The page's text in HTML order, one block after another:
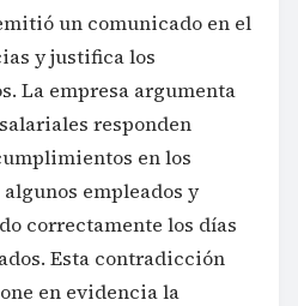
un comunicado en el
y justifica los
La empresa argumenta
responden
en los
empleados y
correctamente los días
Esta contradicción
en evidencia la